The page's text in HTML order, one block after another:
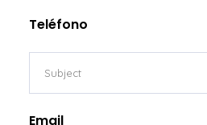
Teléfono
Email